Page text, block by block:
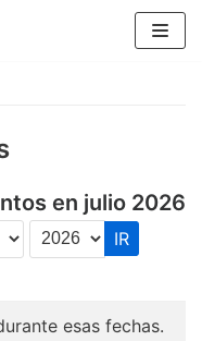
en julio 2026
esas fechas.